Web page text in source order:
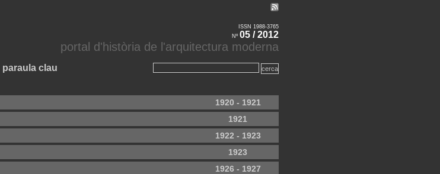
ISSN 1988-3765
Nº 05 / 2012
portal d'història de l'arquitectura moderna
paraula clau
1920 - 1921
1921
1922 - 1923
1923
1926 - 1927